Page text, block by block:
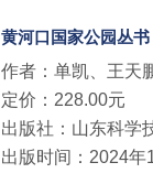
黄河口国家公园丛
作者：单凯、王天
定价：228.00元
出版社：山东科学
出版时间：2024年